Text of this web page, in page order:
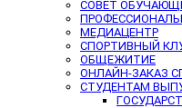
СОВЕТ
МЕДИАЦЕНТР
СПОРТИВНЫЙ
ОБЩЕЖИТИЕ
ОНЛАЙН-ЗАКАЗ
СТУДЕНТАМ